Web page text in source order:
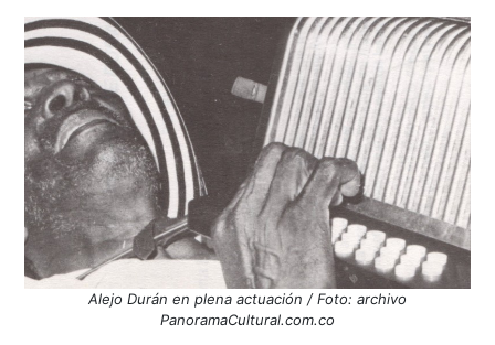
Alejo Durán en plena actuación / Foto: archivo
PanoramaCultural.com.co